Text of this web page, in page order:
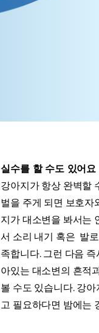
실수를 할 수도 있어요
강아지가 항상 완벽할
벌을 주게 되면 보호자
지가 대소변을 봐서는
서 소리 내기 혹은 발
족합니다. 그런 다음
아있는 대소변의 흔적
볼 수도 있습니다. 강
고 필요하다면 밤에는